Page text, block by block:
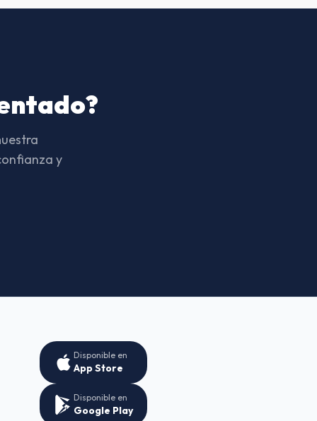
y
Disponible en
App Store
Disponible en
Google Play